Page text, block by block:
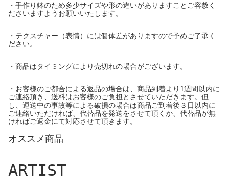
・手作り鉢のため多少サイズや形の違いがありますことご容赦く
ださいますようお願いいたします。
・テクスチャー（表情）には個体差がありますので予めご了承く
ださい。
・商品はタイミングにより売切れの場合がございます。
・お客様のご都合による返品の場合は、商品到着より1週間以内に
ご連絡頂き、送料はお客様のご負担とさせていただきます。但
し、運送中の事故等による破損の場合は商品ご到着後３日以内に
ご連絡いただければ、代替品を発送をさせて頂くか、代替品が無
ければご返金にて対応させて頂きます。
オススメ商品
ARTIST